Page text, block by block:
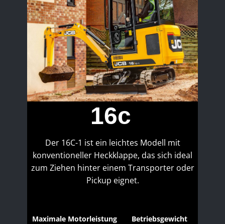
16c
Der 16C-1 ist ein leichtes Modell mit
konventioneller Heckklappe, das sich ideal
zum Ziehen hinter einem Transporter oder
Pickup eignet.
Maximale Motorleistung Betriebsgewicht